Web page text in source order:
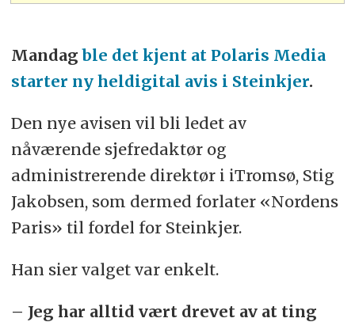
Mandagble det kjent at Polaris Media
starter ny heldigital avis i Steinkjer.
Den nye avisen vil bli ledet av
nåværende sjefredaktør og
administrerende direktør i iTromsø, Stig
Jakobsen, som dermed forlater «Nordens
Paris» til fordel for Steinkjer.
Han sier valget var enkelt.
– Jeg har alltid vært drevet av at ting